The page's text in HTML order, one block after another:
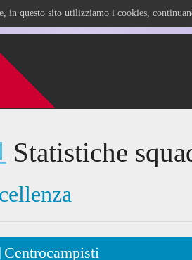
questo sito utilizziamo i cookies,
Statistiche
Centrocampisti